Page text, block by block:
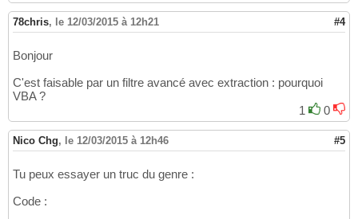
78chris, le 12/03/2015 à 12h21 #4
Bonjour
C'est faisable par un filtre avancé avec extraction : pourquoi
VBA ?
1
0
Nico Chg, le 12/03/2015 à 12h46 #5
Tu peux essayer un truc du genre :
Code :